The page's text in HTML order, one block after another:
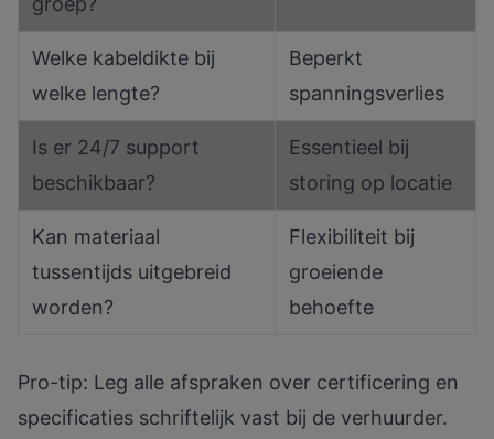
Welke kabeldikte bij
welke lengte?
Beperkt
spanningsverlies
Is er 24/7 support
beschikbaar?
Essentieel bij
storing op locatie
Kan materiaal
tussentijds uitgebreid
worden?
Flexibiliteit bij
groeiende
behoefte
Pro-tip: Leg alle afspraken over certificering en
specificaties schriftelijk vast bij de verhuurder.